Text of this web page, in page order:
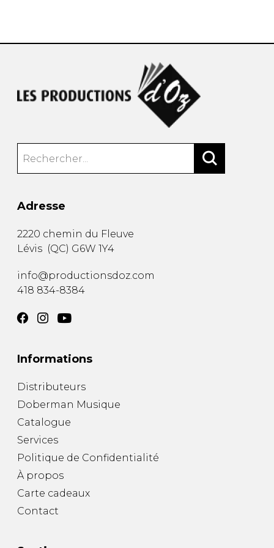
Adresse
2220 chemin du Fleuve
Lévis (QC) G6W 1Y4
info@productionsdoz.com
418 834-8384
Informations
Distributeurs
Doberman Musique
Catalogue
Services
Politique de Confidentialité
À propos
Carte cadeaux
Contact